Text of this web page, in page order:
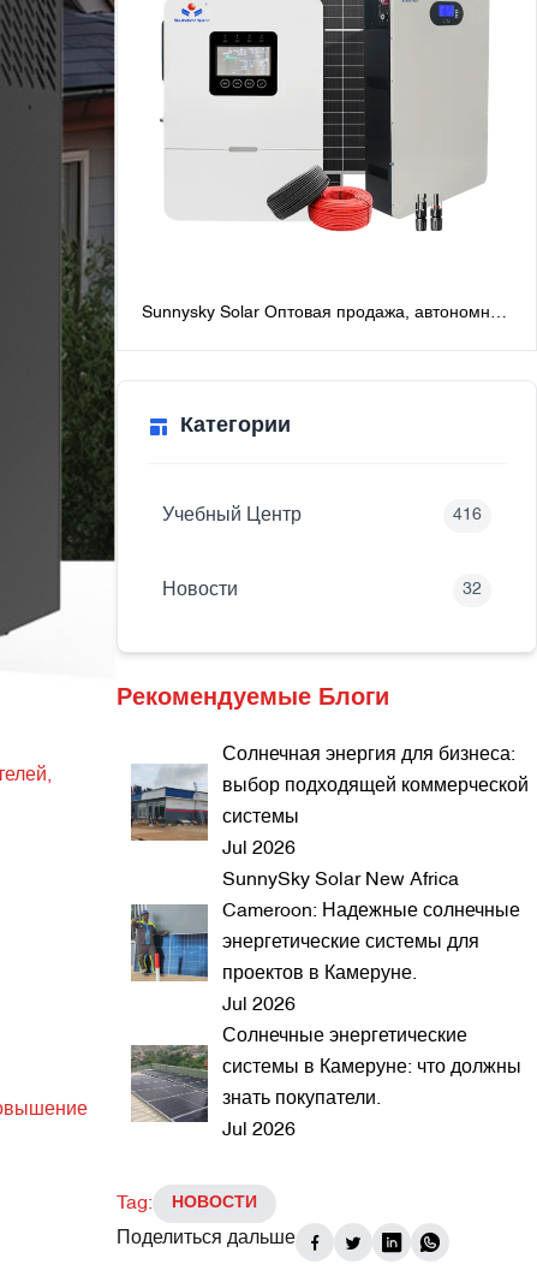
Sunnysky Solar Оптовая продажа, автономная
системы с батареями
Категории
Учебный Центр 416
Новости 32
Рекомендуемые Блоги
Солнечная энергия для бизнеса:
выбор подходящей коммерческой
системы
Jul 2026
SunnySky Solar New Africa
Cameroon: Надежные солнечные
энергетические системы для
проектов в Камеруне.
Jul 2026
Солнечные энергетические
системы в Камеруне: что должны
знать покупатели.
Jul 2026
Tag: НОВОСТИ
Поделиться дальше